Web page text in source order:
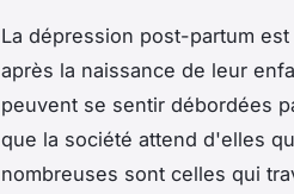
La dépression post-partum
après la naissance de leur
peuvent se sentir débordées
que la société attend d'elles
nombreuses sont celles qui